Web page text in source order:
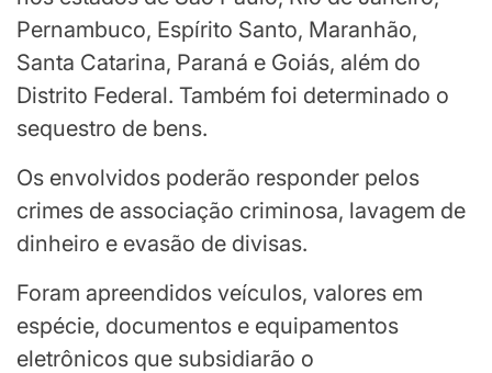
Pernambuco, Espírito Santo, Maranhão,
Santa Catarina, Paraná e Goiás, além do
Distrito Federal. Também foi determinado o
sequestro de bens.
Os envolvidos poderão responder pelos
crimes de associação criminosa, lavagem de
dinheiro e evasão de divisas.
Foram apreendidos veículos, valores em
espécie, documentos e equipamentos
eletrônicos que subsidiarão o